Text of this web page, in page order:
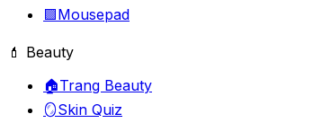
🟪Mousepad
💄 Beauty
🏠Trang Beauty
🪞Skin Quiz